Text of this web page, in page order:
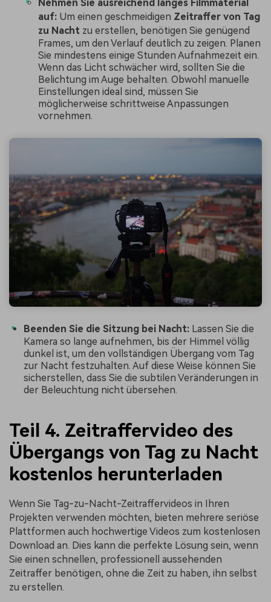
Nehmen Sie ausreichend langes Filmmaterial
auf: Um einen geschmeidigen Zeitraffer von Tag
zu Nacht zu erstellen, benötigen Sie genügend
Frames, um den Verlauf deutlich zu zeigen. Planen
Sie mindestens einige Stunden Aufnahmezeit ein.
Wenn das Licht schwächer wird, sollten Sie die
Belichtung im Auge behalten. Obwohl manuelle
Einstellungen ideal sind, müssen Sie
möglicherweise schrittweise Anpassungen
vornehmen.
Beenden Sie die Sitzung bei Nacht: Lassen Sie die
Kamera so lange aufnehmen, bis der Himmel völlig
dunkel ist, um den vollständigen Übergang vom Tag
zur Nacht festzuhalten. Auf diese Weise können Sie
sicherstellen, dass Sie die subtilen Veränderungen in
der Beleuchtung nicht übersehen.
Teil 4. Zeitraffervideo des
Übergangs von Tag zu Nacht
kostenlos herunterladen
Wenn Sie Tag-zu-Nacht-Zeitraffervideos in Ihren
Projekten verwenden möchten, bieten mehrere seriöse
Plattformen auch hochwertige Videos zum kostenlosen
Download an. Dies kann die perfekte Lösung sein, wenn
Sie einen schnellen, professionell aussehenden
Zeitraffer benötigen, ohne die Zeit zu haben, ihn selbst
zu erstellen.